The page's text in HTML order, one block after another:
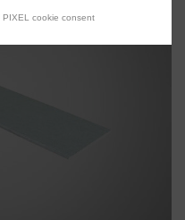
PIXEL cookie consent